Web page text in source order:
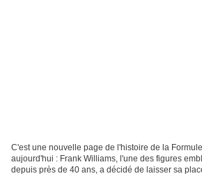
C'est une nouvelle page de l'histoire de la
aujourd'hui : Frank Williams, l'une des figures
depuis près de 40 ans, a décidé de laisser sa